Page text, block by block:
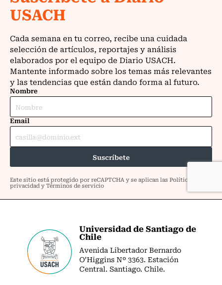
Universidad de Santiago de
Chile
Avenida Libertador Bernardo
O’Higgins Nº 3363. Estación
Central. Santiago. Chile.